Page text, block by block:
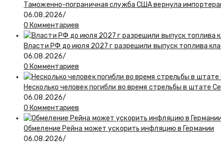
Таможенно-пограничная служба США вернула
06.08.2026/
0 Комментариев
Власти РФ до июля 2027 г разрешили выпуск топлива
06.08.2026/
0 Комментариев
Несколько человек погибли во время стрельбы в штате
06.08.2026/
0 Комментариев
Обмеление Рейна может ускорить инфляцию в Германии
06.08.2026/